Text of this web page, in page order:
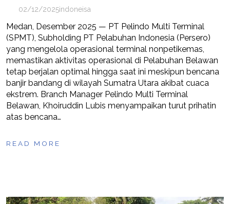
02/12/2025indoneisa
Medan, Desember 2025 — PT Pelindo Multi Terminal
(SPMT), Subholding PT Pelabuhan Indonesia (Persero)
yang mengelola operasional terminal nonpetikemas,
memastikan aktivitas operasional di Pelabuhan Belawan
tetap berjalan optimal hingga saat ini meskipun bencana
banjir bandang di wilayah Sumatra Utara akibat cuaca
ekstrem. Branch Manager Pelindo Multi Terminal
Belawan, Khoiruddin Lubis menyampaikan turut prihatin
atas bencana…
READ MORE